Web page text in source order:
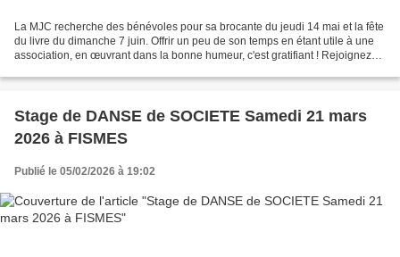
La MJC recherche des bénévoles pour sa brocante du jeudi 14 mai et la fête
du livre du dimanche 7 juin. Offrir un peu de son temps en étant utile à une
association, en œuvrant dans la bonne humeur, c'est gratifiant ! Rejoignez
Stage de DANSE de SOCIETE Samedi 21 mars
2026 à FISMES
Publié le 05/02/2026 à 19:02